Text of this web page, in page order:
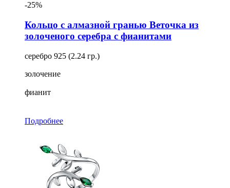
-25%
Кольцо с алмазной гранью Веточка из
золоченого серебра с фианитами
серебро 925 (2.24 гр.)
золочение
фианит
Подробнее